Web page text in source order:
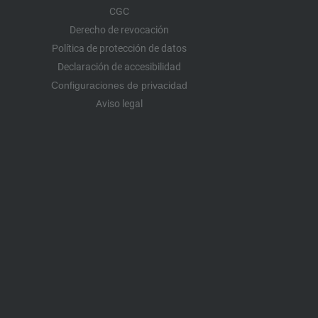
CGC
Derecho de revocación
Política de protección de datos
Declaración de accesibilidad
Configuraciones de privacidad
Aviso legal